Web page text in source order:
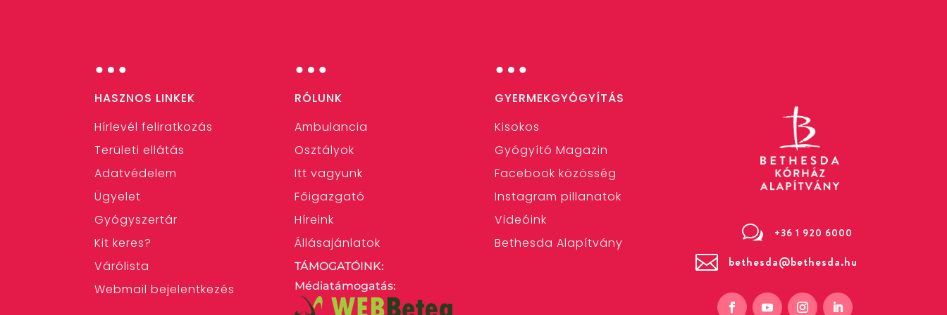
…
HASZNOS LINKEK
Hírlevél feliratkozás
Területi ellátás
Adatvédelem
Ügyelet
Gyógyszertár
Kit keres?
Várólista
Webmail bejelentkezés
…
RÓLUNK
Ambulancia
Osztályok
Itt vagyunk
Főigazgató
Híreink
Állásajánlatok
TÁMOGATÓINK:
Médiatámogatás:
…
GYERMEKGYÓGYÍTÁS
Kisokos
Gyógyító Magazin
Facebook közösség
Instagram pillanatok
Videóink
Bethesda Alapítvány
w +36 1 920 6000
 bethesda@bethesda.hu